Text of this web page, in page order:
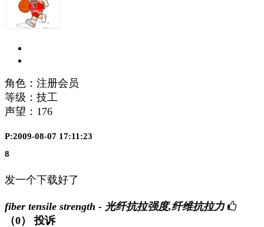
角色：注册会员
等级：技工
声望： 176
P:2009-08-07 17:11:23
8
发一个下载好了
fiber tensile strength - 光纤抗拉强度,纤维抗拉力
（0）
投诉